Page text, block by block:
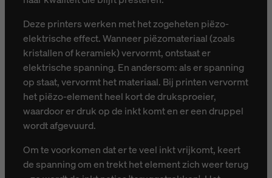
Deze printers werken met het zogeheten piëzo-
elektrische effect. Wanneer piëzomateriaal (zoals
kristallen of keramiek) vervormt, ontstaat er
elektrische spanning. En andersom: als er spanning
op staat, vervormt het materiaal. Bij printen vervormt
het piëzo-element heel kort de druksproeier,
waardoor er druk op de inkt komt en er een druppel
wordt afgevuurd.
Om te voorkomen dat er te veel inkt vrijkomt, keert
de spanning om en trekt het element zich weer terug